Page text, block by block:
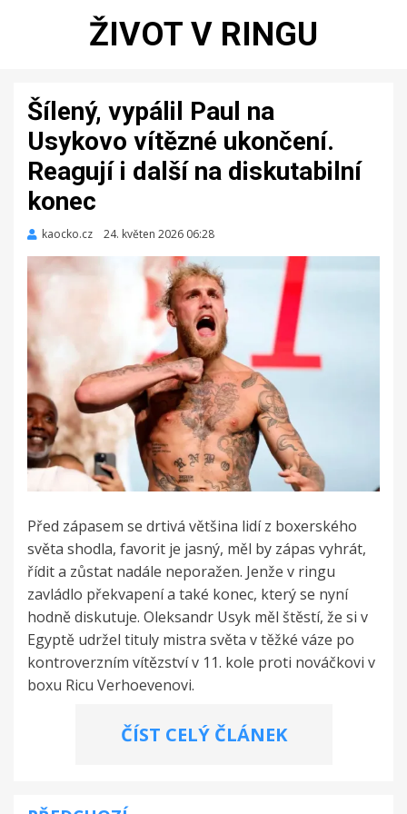
ŽIVOT V RINGU
Šílený, vypálil Paul na
Usykovo vítězné ukončení.
Reagují i další na diskutabilní
konec
kaocko.cz
Zveřejněno
24. květen 2026 06:28
Před zápasem se drtivá většina lidí z boxerského
světa shodla, favorit je jasný, měl by zápas vyhrát,
řídit a zůstat nadále neporažen. Jenže v ringu
zavládlo překvapení a také konec, který se nyní
hodně diskutuje. Oleksandr Usyk měl štěstí, že si v
Egyptě udržel tituly mistra světa v těžké váze po
kontroverzním vítězství v 11. kole proti nováčkovi v
boxu Ricu Verhoevenovi.
ČÍST CELÝ ČLÁNEK